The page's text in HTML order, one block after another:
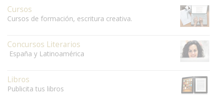
Cursos
Cursos de formación, escritura creativa.
Concursos Literarios
España y Latinoamérica
Libros
Publicita tus libros